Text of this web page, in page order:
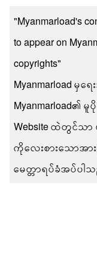
"Myanmarload's
to appear on
copyrights"
Myanmarload မှ
Myanmarload၏ မူပို
Website ထဲတွင်သ
ကိုလေးစားသောအား
မေတ္တာရပ်ခံအပ်ပါ